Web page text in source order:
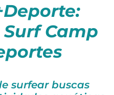
Camp
surfear buscas